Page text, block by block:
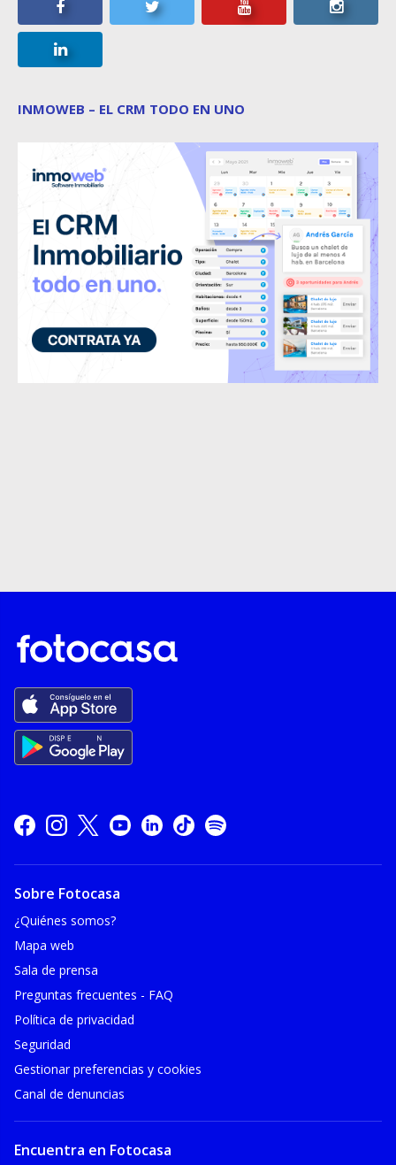
INMOWEB – EL CRM TODO EN UNO
Sobre Fotocasa
¿Quiénes somos?
Mapa web
Sala de prensa
Preguntas frecuentes - FAQ
Política de privacidad
Seguridad
Gestionar preferencias y cookies
Canal de denuncias
Encuentra en Fotocasa